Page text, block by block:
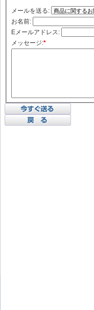
メールを送る:
お名前:
Eメールアドレス:
メッセージ:*